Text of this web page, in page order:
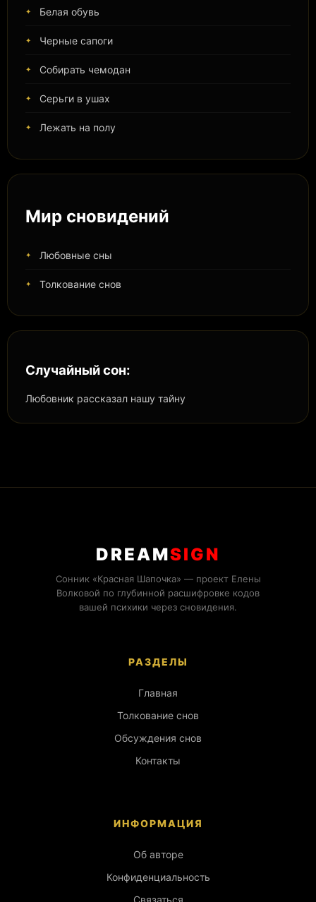
Белая обувь
Черные сапоги
Собирать чемодан
Серьги в ушах
Лежать на полу
Мир сновидений
Любовные сны
Толкование снов
Случайный сон:
Любовник рассказал нашу тайну
DREAMSIGN
Сонник «Красная Шапочка» — проект Елены
Волковой по глубинной расшифровке кодов
вашей психики через сновидения.
РАЗДЕЛЫ
Главная
Толкование снов
Обсуждения снов
Контакты
ИНФОРМАЦИЯ
Об авторе
Конфиденциальность
Связаться